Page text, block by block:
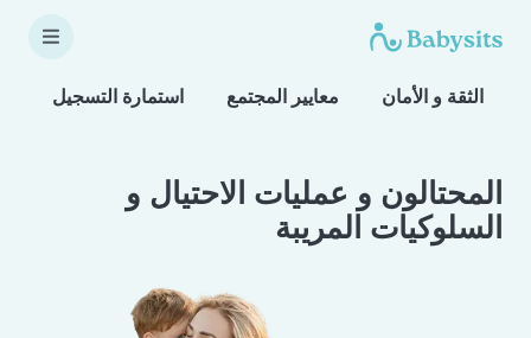
الثقة و الأمان معايير المجتمع استمارة التسجيل
المحتالون و عمليات الاحتيال و
السلوكيات المريبة